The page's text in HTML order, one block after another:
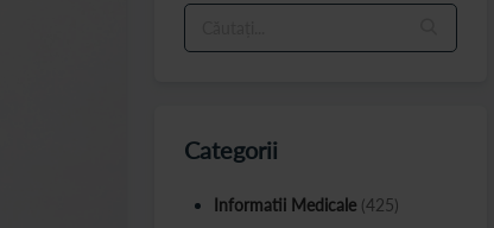
Categorii
Informatii Medicale (425)